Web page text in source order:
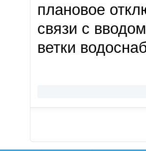
плановое
связи с
ветки